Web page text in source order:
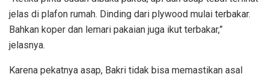
jelas di plafon rumah. Dinding dari plywood mulai terbakar.
Bahkan koper dan lemari pakaian juga ikut terbakar,”
jelasnya.
Karena pekatnya asap, Bakri tidak bisa memastikan asal